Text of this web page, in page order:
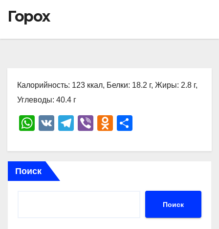
Горох
Калорийность: 123 ккал, Белки: 18.2 г, Жиры: 2.8 г,
Углеводы: 40.4 г
W
at
s
A
V
T
e
Vi
er
O
n
р
ть
Поиск
Поиск